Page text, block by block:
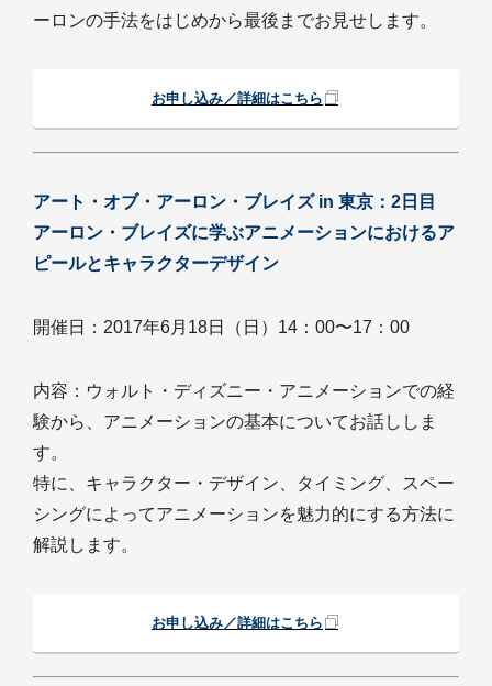
ーロンの手法をはじめから最後までお見せします。
お申し込み／詳細はこちら
アート・オブ・アーロン・ブレイズ in 東京：2日目
アーロン・ブレイズに学ぶアニメーションにおけるア
ピールとキャラクターデザイン
開催日：2017年6月18日（日）14：00〜17：00
内容：ウォルト・ディズニー・アニメーションでの経
験から、アニメーションの基本についてお話ししま
す。
特に、キャラクター・デザイン、タイミング、スペー
シングによってアニメーションを魅力的にする方法に
解説します。
お申し込み／詳細はこちら